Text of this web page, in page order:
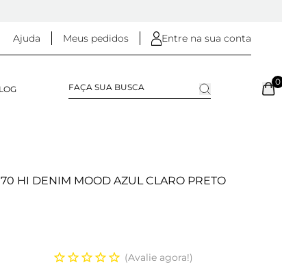
Ajuda Meus pedidos Entre na sua conta
0
HI DENIM MOOD AZUL CLARO PRETO
Avalie agora!